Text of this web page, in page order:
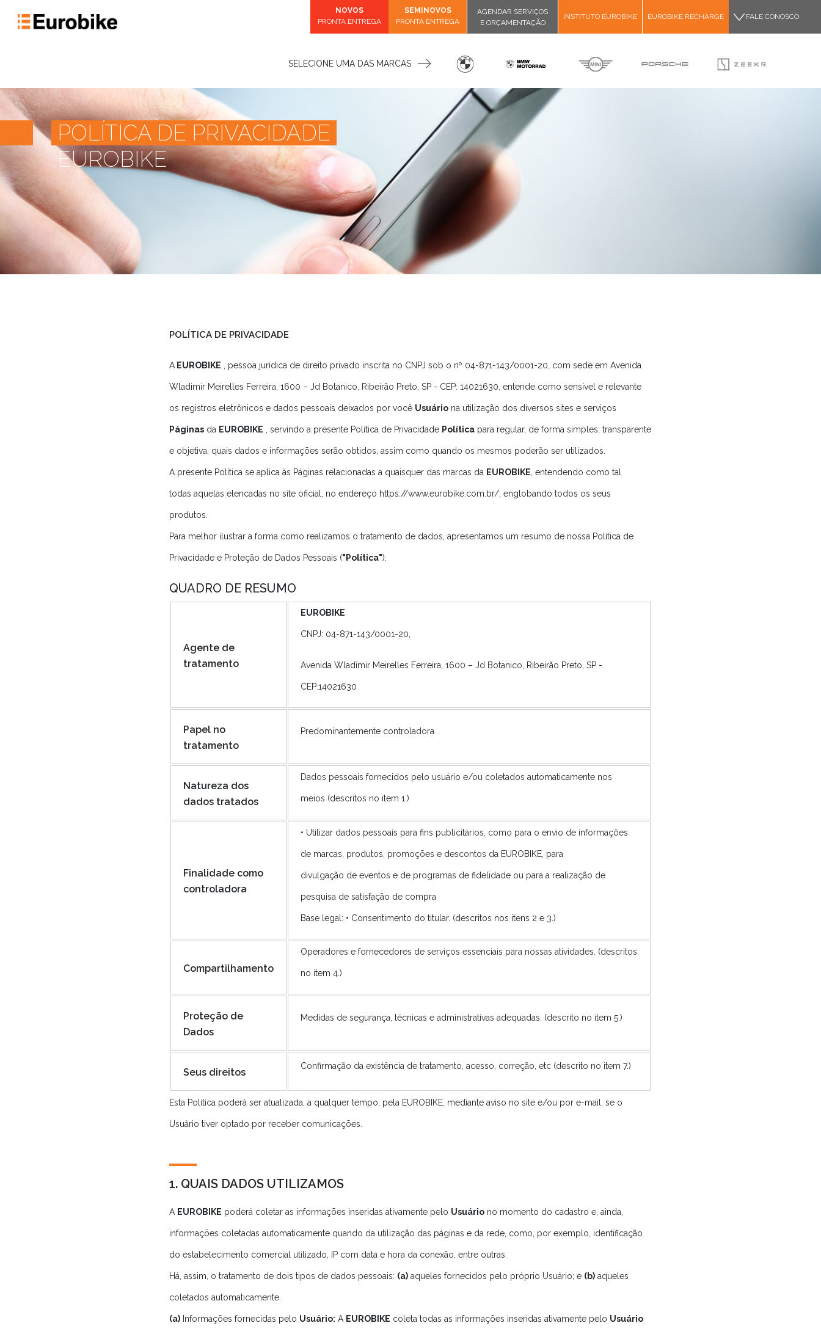
NOVOS
PRONTA ENTREGA
SEMINOVOS
PRONTA ENTREGA
AGENDAR SERVIÇOS
E ORÇAMENTAÇÃO
INSTITUTO EUROBIKE EUROBIKE RECHARGE FALE CONOSCO
SELECIONE UMA DAS MARCAS
POLÍTICA DE PRIVACIDADE
EUROBIKE
POLÍTICA DE PRIVACIDADE
A EUROBIKE , pessoa jurídica de direito privado inscrita no CNPJ sob o nº 04-871-143/0001-20, com sede em Avenida
Wladimir Meirelles Ferreira, 1600 – Jd Botanico, Ribeirão Preto, SP - CEP: 14021630, entende como sensível e relevante
os registros eletrônicos e dados pessoais deixados por você Usuário na utilização dos diversos sites e serviços
Páginas da EUROBIKE , servindo a presente Política de Privacidade Política para regular, de forma simples, transparente
e objetiva, quais dados e informações serão obtidos, assim como quando os mesmos poderão ser utilizados.
A presente Política se aplica às Páginas relacionadas a quaisquer das marcas da EUROBIKE , entendendo como tal
todas aquelas elencadas no site oficial, no endereço https://www.eurobike.com.br/, englobando todos os seus
produtos.
Para melhor ilustrar a forma como realizamos o tratamento de dados, apresentamos um resumo de nossa Política de
Privacidade e Proteção de Dados Pessoais ("Política"):
QUADRO DE RESUMO
Agente de
tratamento
EUROBIKE
CNPJ: 04-871-143/0001-20,
Avenida Wladimir Meirelles Ferreira, 1600 – Jd Botanico, Ribeirão Preto, SP -
CEP:14021630
Papel no
tratamento
Predominantemente controladora
Natureza dos
dados tratados
Dados pessoais fornecidos pelo usuário e/ou coletados automaticamente nos
meios (descritos no item 1.)
Finalidade como
controladora
• Utilizar dados pessoais para fins publicitários, como para o envio de informações
de marcas, produtos, promoções e descontos da EUROBIKE, para
divulgação de eventos e de programas de fidelidade ou para a realização de
pesquisa de satisfação de compra
Base legal: • Consentimento do titular. (descritos nos itens 2 e 3.)
Compartilhamento
Operadores e fornecedores de serviços essenciais para nossas atividades. (descritos
no item 4.)
Proteção de
Dados
Medidas de segurança, técnicas e administrativas adequadas. (descrito no item 5.)
Seus direitos
Confirmação da existência de tratamento, acesso, correção, etc (descrito no item 7.)
Esta Política poderá ser atualizada, a qualquer tempo, pela EUROBIKE, mediante aviso no site e/ou por e-mail, se o
Usuário tiver optado por receber comunicações.
1. QUAIS DADOS UTILIZAMOS
A EUROBIKE poderá coletar as informações inseridas ativamente pelo Usuário no momento do cadastro e, ainda,
informações coletadas automaticamente quando da utilização das páginas e da rede, como, por exemplo, identificação
do estabelecimento comercial utilizado, IP com data e hora da conexão, entre outras.
Há, assim, o tratamento de dois tipos de dados pessoais: (a) aqueles fornecidos pelo próprio Usuário; e (b) aqueles
coletados automaticamente.
(a) Informações fornecidas pelo Usuário: A EUROBIKE coleta todas as informações inseridas ativamente pelo Usuário